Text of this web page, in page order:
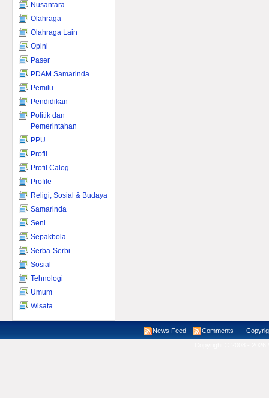
Nusantara
Olahraga
Olahraga Lain
Opini
Paser
PDAM Samarinda
Pemilu
Pendidikan
Politik dan
Pemerintahan
PPU
Profil
Profil Calog
Profile
Religi, Sosial & Budaya
Samarinda
Seni
Sepakbola
Serba-Serbi
Sosial
Tehnologi
Umum
Wisata
News Feed Comments Copyright